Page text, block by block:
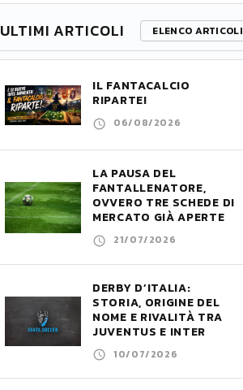
ULTIMI ARTICOLI ELENCO ARTICOLI
IL FANTACALCIO
RIPARTE!
06/08/2026
LA PAUSA DEL
FANTALLENATORE,
OVVERO TRE SCHEDE DI
MERCATO GIÀ APERTE
21/07/2026
DERBY D’ITALIA:
STORIA, ORIGINE DEL
NOME E RIVALITÀ TRA
JUVENTUS E INTER
10/07/2026